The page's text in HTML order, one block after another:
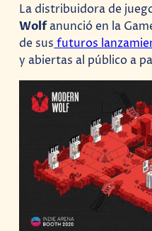
La distribuidora de
Wolfanunció en la
de sus futuros
y abiertas al público a